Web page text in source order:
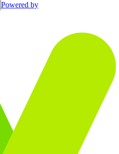
Powered by